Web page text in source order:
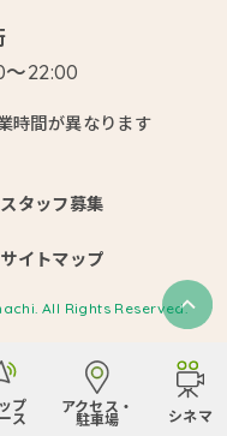
プ
ス
アクセス・
駐車場 シネマ
～22:00
時間が異なります
スタッフ募集
サイトマップ
All Rights Reserved.